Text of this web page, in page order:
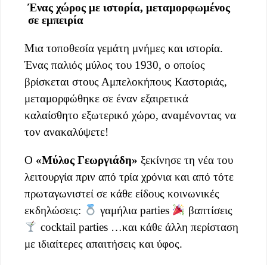
Ένας χώρος με ιστορία, μεταμορφωμένος
σε εμπειρία
Μια τοποθεσία γεμάτη μνήμες και ιστορία.
Ένας παλιός μύλος του 1930, ο οποίος
βρίσκεται στους Αμπελοκήπους Καστοριάς,
μεταμορφώθηκε σε έναν εξαιρετικά
καλαίσθητο εξωτερικό χώρο, αναμένοντας να
τον ανακαλύψετε!
Ο «Μύλος Γεωργιάδη» ξεκίνησε τη νέα του
λειτουργία πριν από τρία χρόνια και από τότε
πρωταγωνιστεί σε κάθε είδους κοινωνικές
εκδηλώσεις:
γαμήλια parties
βαπτίσεις
cocktail parties …και κάθε άλλη περίσταση
με ιδιαίτερες απαιτήσεις και ύφος.